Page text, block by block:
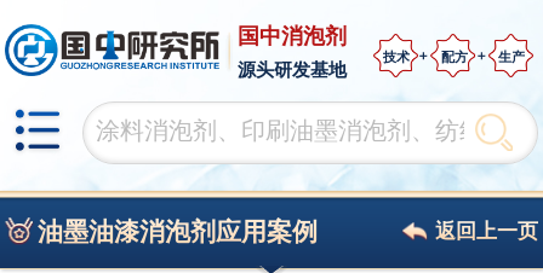
国中消泡剂
源头研发基地
技术 配方 生产
油墨油漆消泡剂应用案例 返回上一页